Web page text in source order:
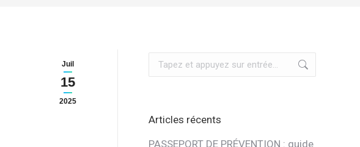
Juil
15
2025
Recherche
Articles récents
PASSEPORT DE PRÉVENTION : guide